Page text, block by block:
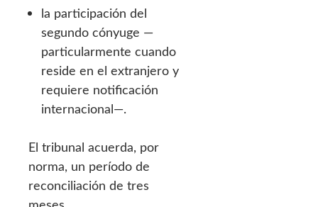
la participación del
segundo cónyuge —
particularmente cuando
reside en el extranjero y
requiere notificación
internacional—.
El tribunal acuerda, por
norma, un período de
reconciliación de tres